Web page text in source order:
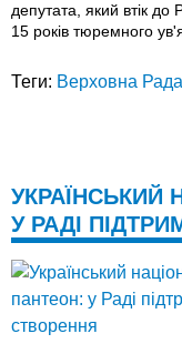
депутата, який втік до
15 років тюремного
Теги: Верховна Рада
УКРАЇНСЬКИЙ
У РАДІ